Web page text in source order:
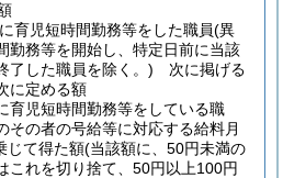
育児短時間勤務等をした職員(異
勤務等を開始し、特定日前に当該
了した職員を除く。) 次に掲げる
に定める額
育児短時間勤務等をしている職
の者の号給等に対応する給料月
じて得た額(当該額に、50円未満の
これを切り捨て、50円以上100円